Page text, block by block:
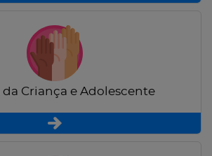
da Criança e Adolescente